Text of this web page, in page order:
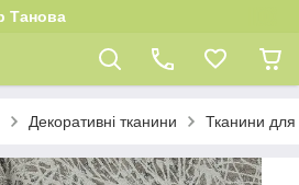
Танова
Декоративні тканини Тканини для